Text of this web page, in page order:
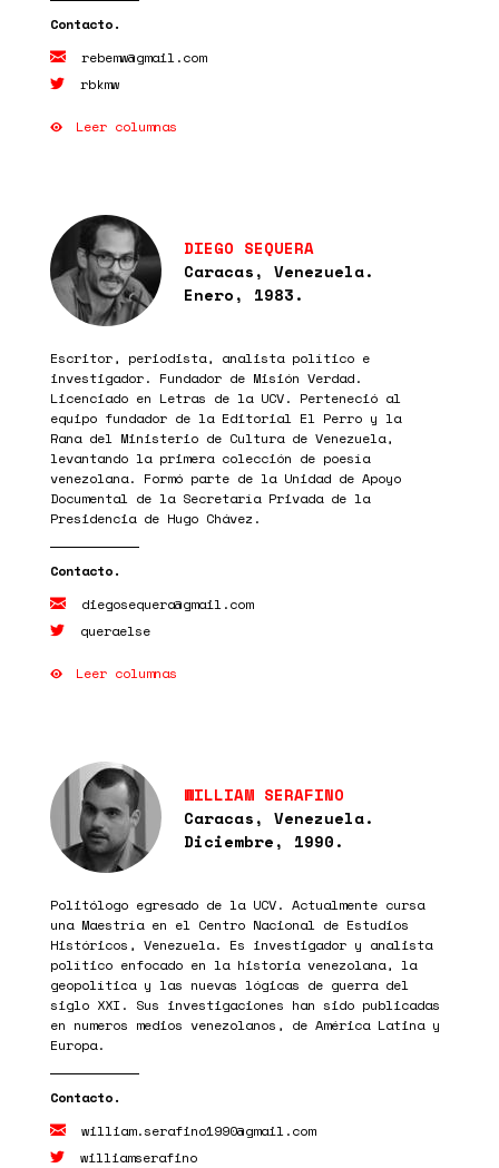
rebemw@gmail.com
rbkmw
Leer columnas
DIEGO SEQUERA
Caracas, Venezuela.
Enero, 1983.
Escritor, periodista, analista político e
investigador. Fundador de Misión Verdad.
Licenciado en Letras de la UCV. Perteneció al
equipo fundador de la Editorial El Perro y la
Rana del Ministerio de Cultura de Venezuela,
levantando la primera colección de poesía
venezolana. Formó parte de la Unidad de Apoyo
Documental de la Secretaría Privada de la
Presidencia de Hugo Chávez.
diegosequera@gmail.com
queraelse
Leer columnas
WILLIAM SERAFINO
Caracas, Venezuela.
Diciembre, 1990.
Politólogo egresado de la UCV. Actualmente cursa
una Maestría en el Centro Nacional de Estudios
Históricos, Venezuela. Es investigador y analista
político enfocado en la historia venezolana, la
geopolítica y las nuevas lógicas de guerra del
siglo XXI. Sus investigaciones han sido publicadas
en numeros medios venezolanos, de América Latina y
Europa.
william.serafino1990@gmail.com
williamserafino